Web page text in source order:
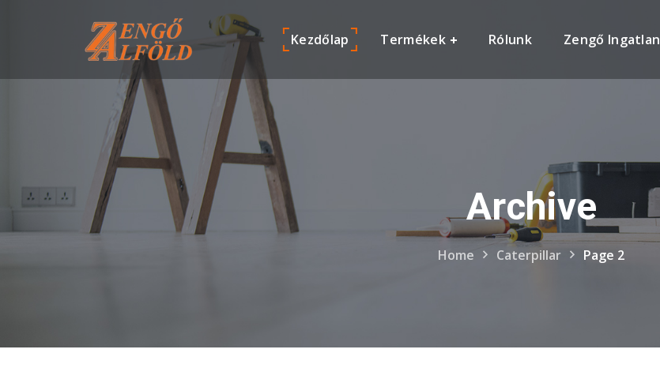
Kezdőlap Termékek Rólunk Zengő Ingatlan
Archive
Home Caterpillar Page 2